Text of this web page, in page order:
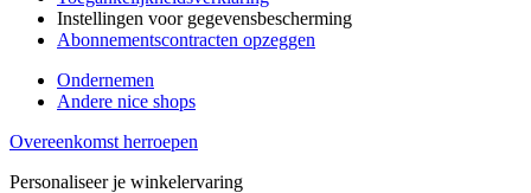
Instellingen voor gegevensbescherming
Abonnementscontracten opzeggen
Ondernemen
Andere nice shops
Overeenkomst herroepen
Personaliseer je winkelervaring